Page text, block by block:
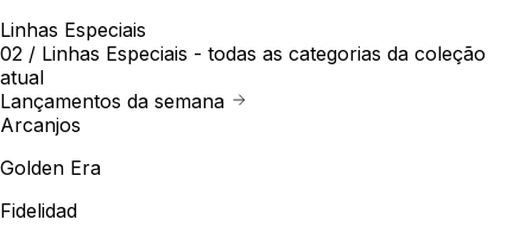
Linhas Especiais
02 / Linhas Especiais - todas as categorias da coleção
atual
Lançamentos da semana
Arcanjos
Golden Era
Fidelidad